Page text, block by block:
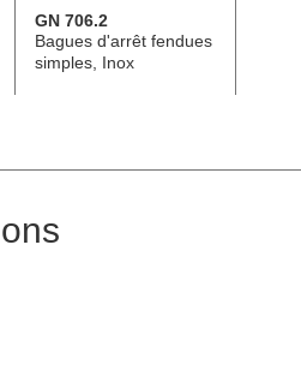
GN 706.2
Bagues d'arrêt fendues
simples, Inox